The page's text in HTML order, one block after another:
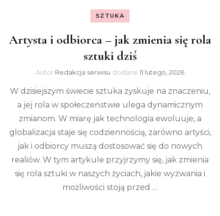
SZTUKA
Artysta i odbiorca – jak zmienia się rola
sztuki dziś
Autor Redakcja serwisu dodane 11 lutego, 2026
W dzisiejszym świecie sztuka zyskuje na znaczeniu,
a jej rola w społeczeństwie ulega dynamicznym
zmianom. W miarę jak technologia ewoluuje, a
globalizacja staje się codziennością, zarówno artyści,
jak i odbiorcy muszą dostosować się do nowych
realiów. W tym artykule przyjrzymy się, jak zmienia
się rola sztuki w naszych życiach, jakie wyzwania i
możliwości stoją przed …